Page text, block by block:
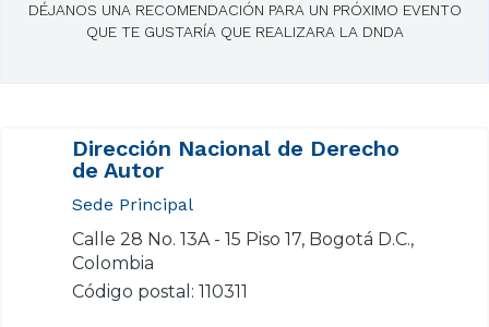
DÉJANOS UNA RECOMENDACIÓN PARA UN PRÓXIMO EVENTO
QUE TE GUSTARÍA QUE REALIZARA LA DNDA
Dirección Nacional de Derecho
de Autor
Sede Principal
Calle 28 No. 13A - 15 Piso 17, Bogotá D.C.,
Colombia
Código postal: 110311